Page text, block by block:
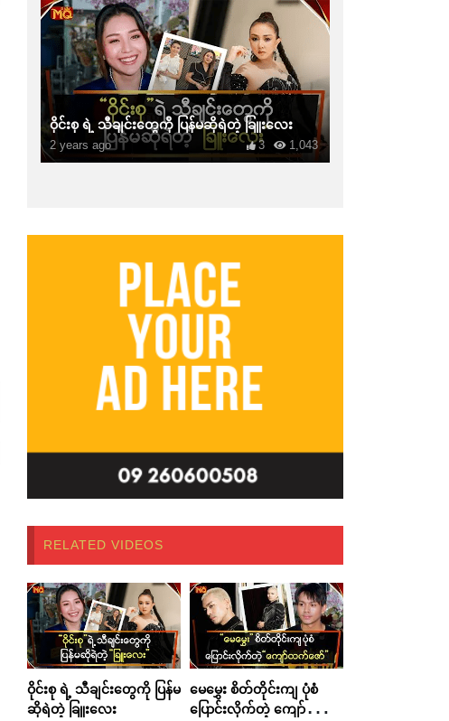
ဝိုင်းစု ရဲ့ သီချင်းတွေကို ပြန်မဆိုရဲတဲ့ ခြူးလေး
2 years ago 1,043
3
RELATED VIDEOS
ဝိုင်းစု ရဲ့ သီချင်းတွေကို ပြန်မ
ဆိုရဲတဲ့ ခြူးလေး
မေမွှေး စိတ်တိုင်းကျ ပုံစံ
ပြောင်းလိုက်တဲ့ ကျော်ထက်